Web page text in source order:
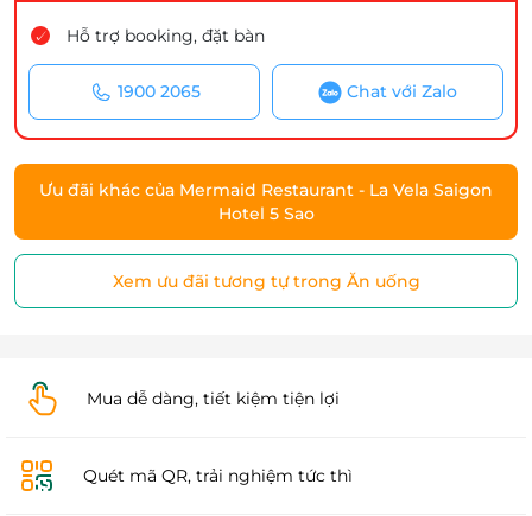
Hỗ trợ booking, đặt bàn
1900 2065 Chat với Zalo
Ưu đãi khác của Mermaid Restaurant - La Vela Saigon
Hotel 5 Sao
Xem ưu đãi tương tự trong Ăn uống
Mua dễ dàng, tiết kiệm tiện lợi
Quét mã QR, trải nghiệm tức thì